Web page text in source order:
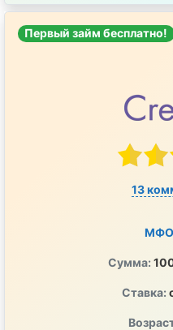
Первый займ бесплатно!
13
МФО
Сумма:
Ставка: